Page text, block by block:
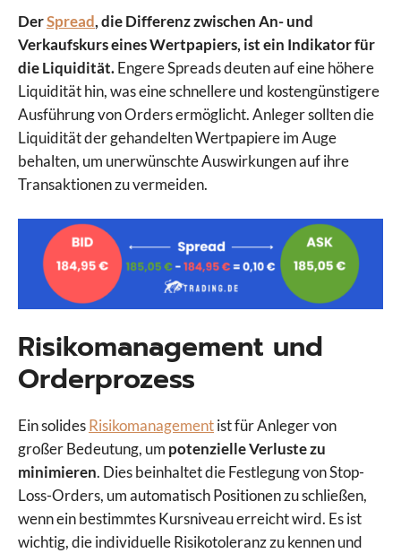
DerSpread, die Differenz zwischen An- und
Verkaufskurs eines Wertpapiers, ist ein Indikator für
die Liquidität.Engere Spreads deuten auf eine höhere
Liquidität hin, was eine schnellere und kostengünstigere
Ausführung von Orders ermöglicht. Anleger sollten die
Liquidität der gehandelten Wertpapiere im Auge
behalten, um unerwünschte Auswirkungen auf ihre
Transaktionen zu vermeiden.
Risikomanagement und
Orderprozess
Ein solidesRisikomanagementist für Anleger von
großer Bedeutung, um potenzielle Verluste zu
minimieren. Dies beinhaltet die Festlegung von Stop-
Loss-Orders, um automatisch Positionen zu schließen,
wenn ein bestimmtes Kursniveau erreicht wird. Es ist
wichtig, die individuelle Risikotoleranz zu kennen und